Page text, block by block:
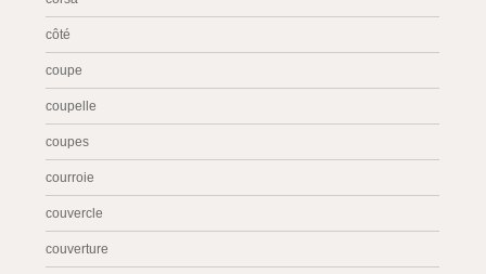
côté
coupe
coupelle
coupes
courroie
couvercle
couverture